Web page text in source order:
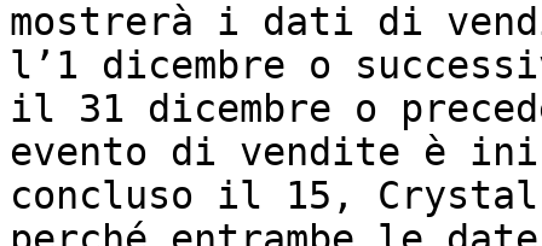
mostrerà i dati di
l’1 dicembre o
il 31 dicembre o
evento di vendite è
concluso il 15,